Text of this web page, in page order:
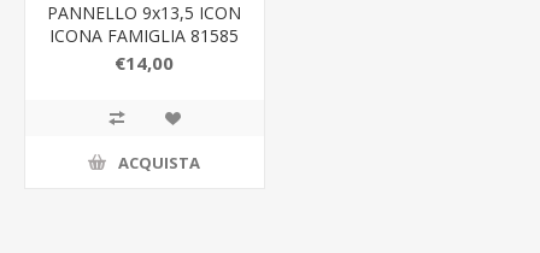
PANNELLO 9x13,5 ICON
ICONA FAMIGLIA 81585
3LV
€14,00
ACQUISTA